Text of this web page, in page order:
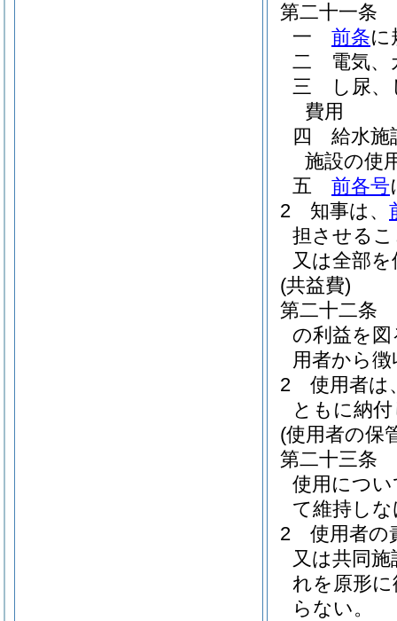
第二十一条
一
前条に
二
電気、
三
し尿
費用
四
給水施
施設の使
五
前各号
2
知事は、
担させる
又は全部
(共益費)
第二十二条
の利益を
用者から
2
使用者は
ともに納
(使用者の保
第二十三条
使用につ
て維持し
2
使用者の
又は共同
れを原形
らない。